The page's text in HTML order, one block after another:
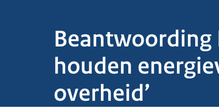
Beantwoording
houden
overheid’